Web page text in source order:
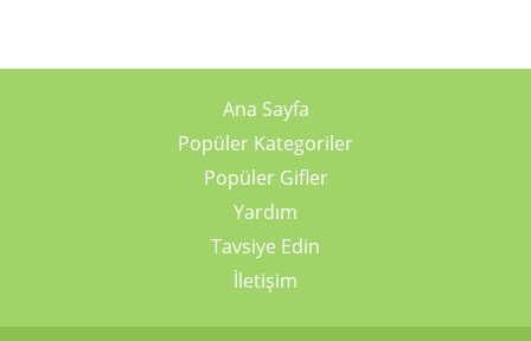
Ana Sayfa
Popüler Kategoriler
Popüler Gifler
Yardım
Tavsiye Edin
İletişim